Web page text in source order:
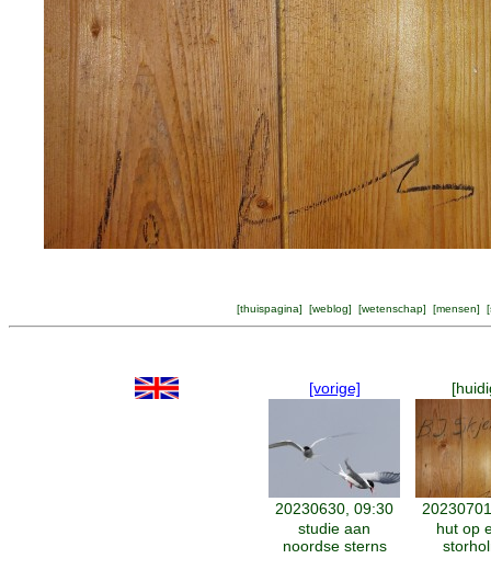
[thuispagina] [weblog] [wetenschap] [mensen] [
[vorige]
20230630, 09:30
studie aan
noordse sterns
hut op